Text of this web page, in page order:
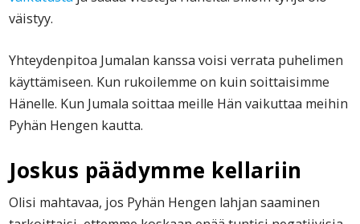
väistyy.
Yhteydenpitoa Jumalan kanssa voisi verrata puhelimen
käyttämiseen. Kun rukoilemme on kuin soittaisimme
Hänelle. Kun Jumala soittaa meille Hän vaikuttaa meihin
Pyhän Hengen kautta.
Joskus päädymme kellariin
Olisi mahtavaa, jos Pyhän Hengen lahjan saaminen